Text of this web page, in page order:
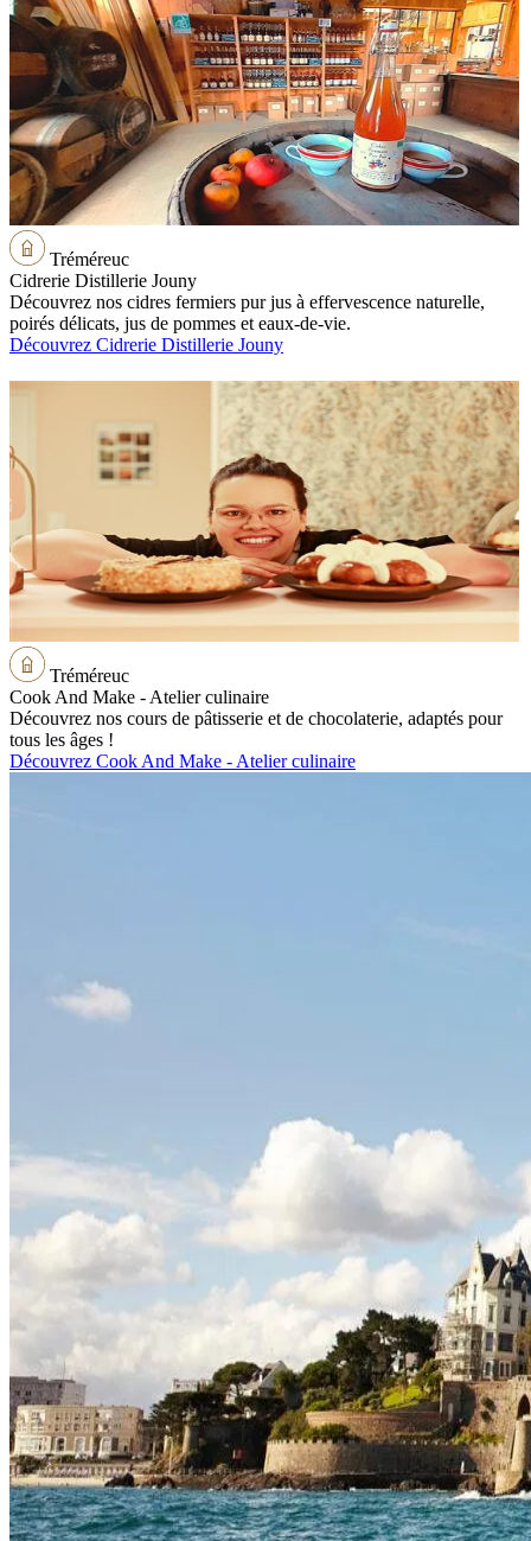
Tréméreuc
Cidrerie Distillerie Jouny
Découvrez nos cidres fermiers pur jus à effervescence naturelle,
poirés délicats, jus de pommes et eaux-de-vie.
Découvrez Cidrerie Distillerie Jouny
Tréméreuc
Cook And Make - Atelier culinaire
Découvrez nos cours de pâtisserie et de chocolaterie, adaptés pour
tous les âges !
Découvrez Cook And Make - Atelier culinaire